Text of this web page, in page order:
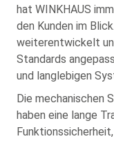
hat WINKHAUS
den Kunden im
weiterentwickelt
Standards
und langlebigen
Die mechanischen
haben eine lange